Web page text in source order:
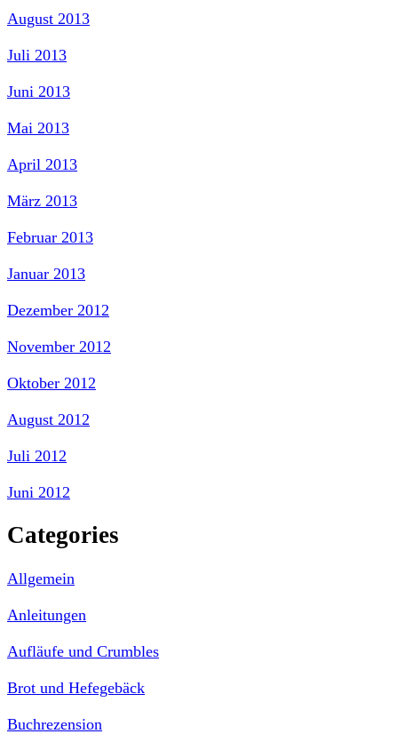
August 2013
Juli 2013
Juni 2013
Mai 2013
April 2013
März 2013
Februar 2013
Januar 2013
Dezember 2012
November 2012
Oktober 2012
August 2012
Juli 2012
Juni 2012
Categories
Allgemein
Anleitungen
Aufläufe und Crumbles
Brot und Hefegebäck
Buchrezension